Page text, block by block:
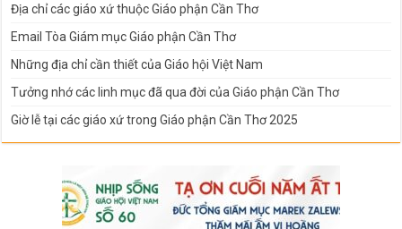
Địa chỉ các giáo xứ thuộc Giáo phận Cần Thơ
Email Tòa Giám mục Giáo phận Cần Thơ
Những địa chỉ cần thiết của Giáo hội Việt Nam
Tưởng nhớ các linh mục đã qua đời của Giáo phận Cần Thơ
Giờ lễ tại các giáo xứ trong Giáo phận Cần Thơ 2025